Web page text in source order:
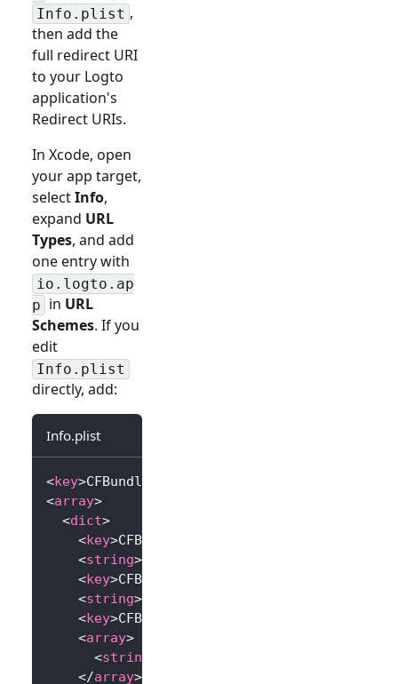
Info.plist ,
then add the
full redirect URI
to your Logto
application's
Redirect URIs.
In Xcode, open
your app target,
selectInfo,
expand URL
Types, and add
one entry with
io.logto.ap
p in URL
Schemes. If you
edit
Info.plist
directly, add:
Info.plist
<key>CFBundleURLTypes
<array>
<dict>
<key>CFBundleTypeRole
<string>
<key>CFBundleURLName
<string>
<key>CFBundleURLSchemes
<array>
<string
</array>